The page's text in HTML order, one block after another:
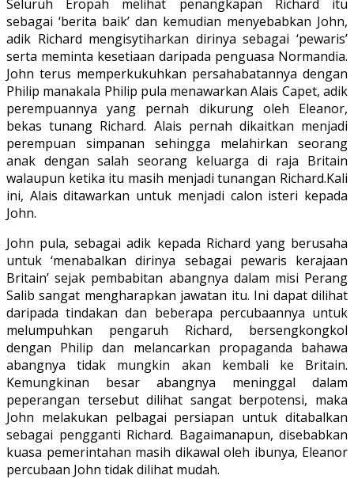
Seluruh Eropah melihat penangkapan Richard itu
sebagai ‘berita baik’ dan kemudian menyebabkan John,
adik Richard mengisytiharkan dirinya sebagai ‘pewaris’
serta meminta kesetiaan daripada penguasa Normandia.
John terus memperkukuhkan persahabatannya dengan
Philip manakala Philip pula menawarkan Alais Capet, adik
perempuannya yang pernah dikurung oleh Eleanor,
bekas tunang Richard. Alais pernah dikaitkan menjadi
perempuan simpanan sehingga melahirkan seorang
anak dengan salah seorang keluarga di raja Britain
walaupun ketika itu masih menjadi tunangan Richard.Kali
ini, Alais ditawarkan untuk menjadi calon isteri kepada
John.
John pula, sebagai adik kepada Richard yang berusaha
untuk ‘menabalkan dirinya sebagai pewaris kerajaan
Britain’ sejak pembabitan abangnya dalam misi Perang
Salib sangat mengharapkan jawatan itu. Ini dapat dilihat
daripada tindakan dan beberapa percubaannya untuk
melumpuhkan pengaruh Richard, bersengkongkol
dengan Philip dan melancarkan propaganda bahawa
abangnya tidak mungkin akan kembali ke Britain.
Kemungkinan besar abangnya meninggal dalam
peperangan tersebut dilihat sangat berpotensi, maka
John melakukan pelbagai persiapan untuk ditabalkan
sebagai pengganti Richard. Bagaimanapun, disebabkan
kuasa pemerintahan masih dikawal oleh ibunya, Eleanor
percubaan John tidak dilihat mudah.